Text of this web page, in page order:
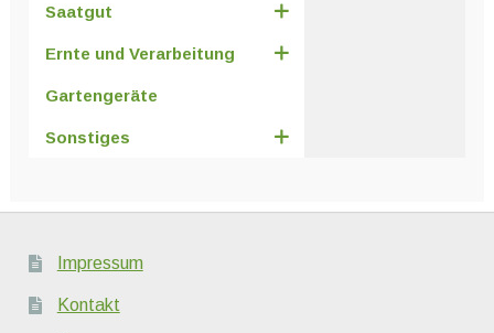
Saatgut
Ernte und Verarbeitung
Gartengeräte
Sonstiges
Impressum
Kontakt